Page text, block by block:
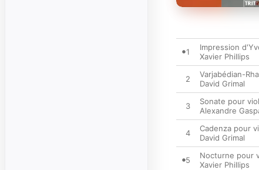
1
Impression
Xavier Phillips
2
Varjabédian-
David Grimal
3
Sonate pour
Alexandre
4
Cadenza pour
David Grimal
5
Nocturne pour
Xavier Phillips